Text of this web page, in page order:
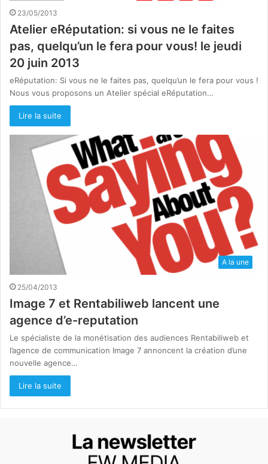
23/05/2013
Atelier eRéputation: si vous ne le faites
pas, quelqu’un le fera pour vous! le jeudi
20 juin 2013
eRéputation: Si vous ne le faites pas, quelqu’un le fera pour vous !
Nous vous proposons un Atelier spécial eRéputation…
Lire la suite
A la une
25/04/2013
Image 7 et Rentabiliweb lancent une
agence d’e-reputation
Le spécialiste de la monétisation des audiences Rentabiliweb et
l’agence de communication Image 7 annoncent la création d’une
nouvelle agence…
Lire la suite